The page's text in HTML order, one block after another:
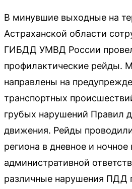
В минувшие выходные на
Астраханской области
ГИБДД УМВД России
профилактические рейды.
направлены на
транспортных
грубых нарушений Правил
движения. Рейды
региона в дневное и
административной
различные нарушения ПДД